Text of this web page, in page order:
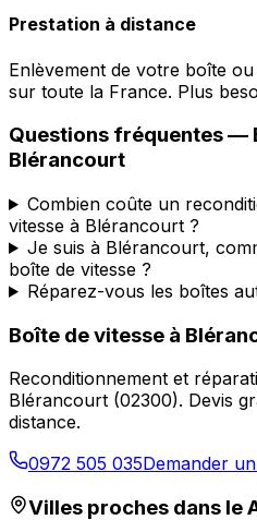
Prestation à distance
Enlèvement de votre boîte
sur toute la France. Plus
Questions fréquentes —
Blérancourt
Combien coûte un
vitesse à Blérancourt ?
Je suis à Blérancourt,
boîte de vitesse ?
Réparez-vous les boîtes
Boîte de vitesse à
Reconditionnement et
Blérancourt (02300). Devis
distance.
0972 505 035Demander
Villes proches dans le